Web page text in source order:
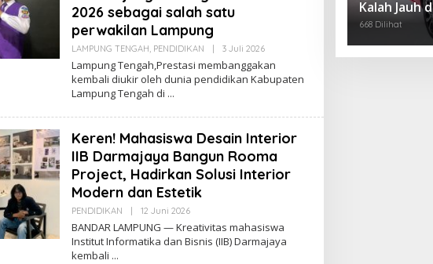
2026 sebagai salah satu
perwakilan Lampung
LAMPUNG TENGAH, PENDIDIKAN 3 Juli 2026O
E
H
D
K
I
Lampung Tengah,Prestasi membanggakan
kembali diukir oleh dunia pendidikan Kabupaten
Lampung Tengah di
Keren! Mahasiswa Desain Interior
IIB Darmajaya Bangun Rooma
Project, Hadirkan Solusi Interior
Modern dan Estetik
PENDIDIKAN 12 Juni 2026O
E
H
BANDAR LAMPUNG — Kreativitas mahasiswa
Institut Informatika dan Bisnis (IIB) Darmajaya
kembali